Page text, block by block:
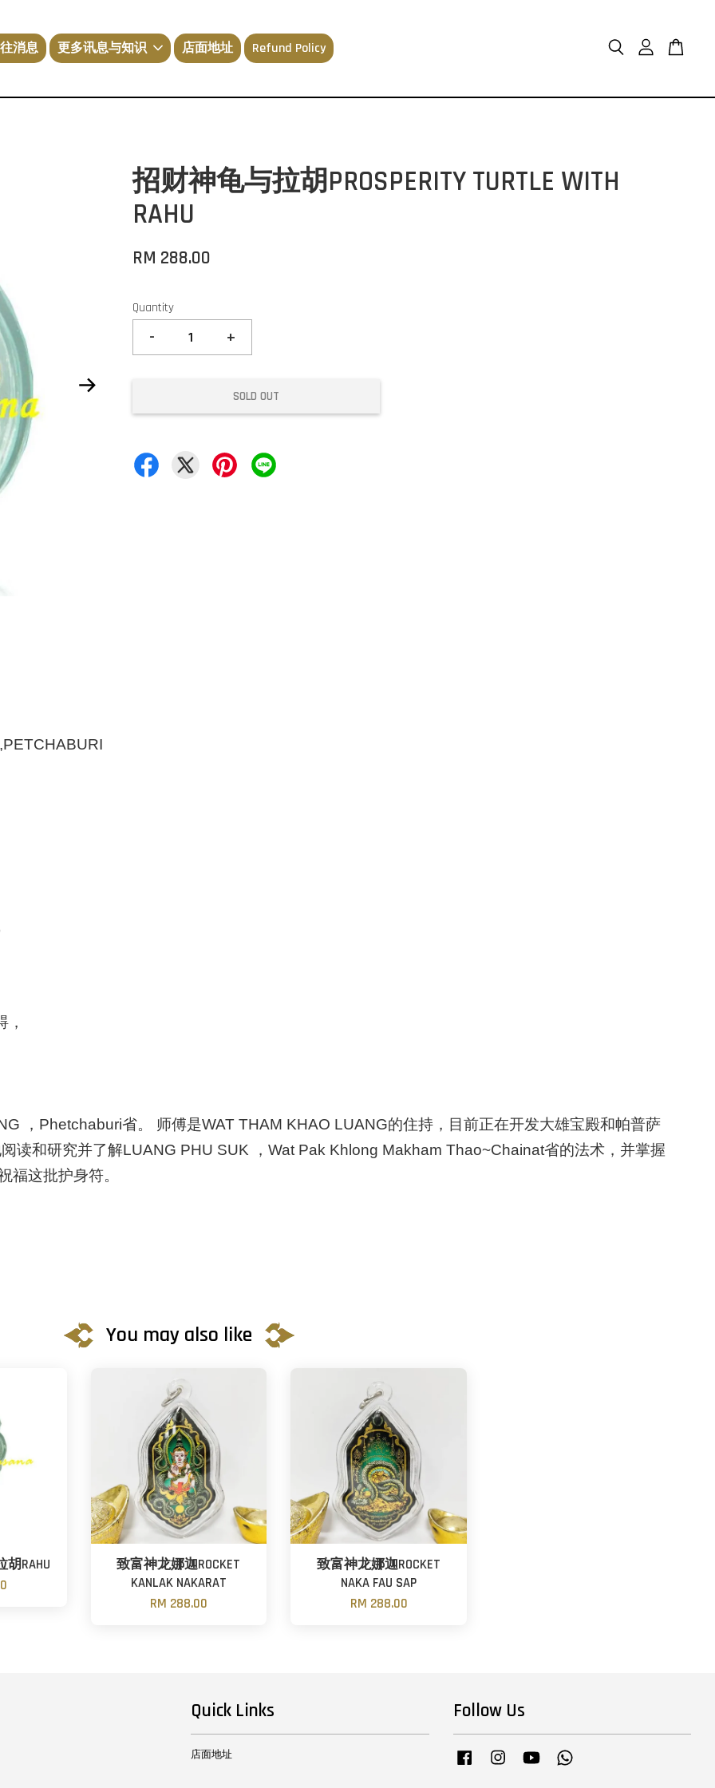
消息 更多讯息与知识 店面地址 Refund Policy
招财神龟与拉胡PROSPERITY TURTLE WITH
RAHU
RM 288.00
Quantity
- +
SOLD OUT
， Phetchaburi省。 师傅是WAT THAM KHAO LUANG的住持，目前正在开发大雄宝殿和帕普萨
读和研究并了解LUANG PHU SUK ， Wat Pak Khlong Makham Thao~Chainat省的法术，并掌握
福这批护身符。
You may also like
RAHU
致富神龙娜迦ROCKET
KANLAK NAKARAT
RM 288.00
致富神龙娜迦ROCKET
NAKA FAU SAP
RM 288.00
Quick Links
店面地址
Follow Us
Facebook InstagramYouTube